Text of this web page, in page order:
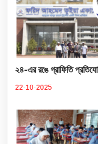
২৪-এর রঙে গ্রাফিতি
22-10-2025